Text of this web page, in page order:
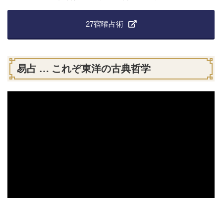
27宿曜占術
易占 … これぞ東洋の古典哲学